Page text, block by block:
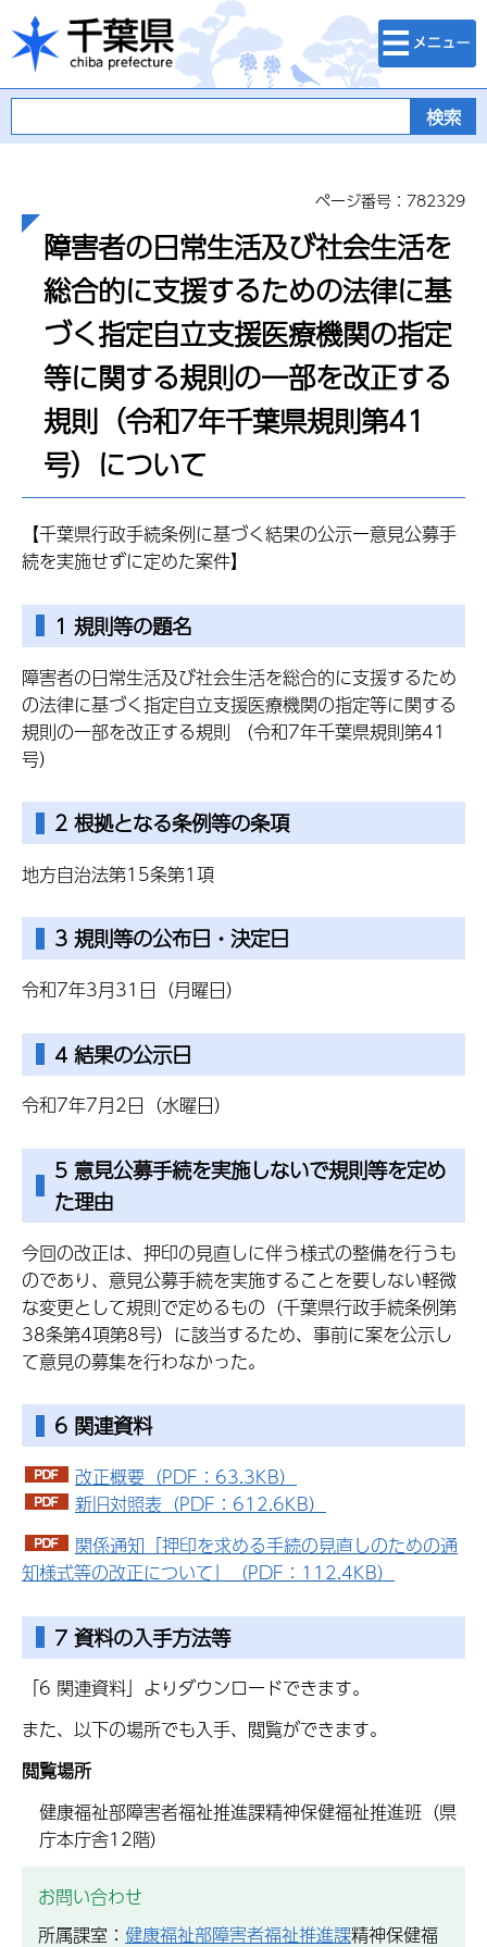
千葉県
検索・メニュ
ー
ページ番号：782329
障害者の日常生活及び社会生活を
総合的に支援するための法律に基
づく指定自立支援医療機関の指定
等に関する規則の一部を改正する
規則（令和7年千葉県規則第41
号）について
【千葉県行政手続条例に基づく結果の公示ー意見公募手
続を実施せずに定めた案件】
1 規則等の題名
障害者の日常生活及び社会生活を総合的に支援するため
の法律に基づく指定自立支援医療機関の指定等に関する
規則の一部を改正する規則 （令和7年千葉県規則第41
号）
2 根拠となる条例等の条項
地方自治法第15条第1項
3 規則等の公布日・決定日
令和7年3月31日（月曜日）
4 結果の公示日
令和7年7月2日（水曜日）
5 意見公募手続を実施しないで規則等を定め
た理由
今回の改正は、押印の見直しに伴う様式の整備を行うも
のであり、意見公募手続を実施することを要しない軽微
な変更として規則で定めるもの（千葉県行政手続条例第
38条第4項第8号）に該当するため、事前に案を公示し
て意見の募集を行わなかった。
6 関連資料
改正概要（PDF：63.3KB）
新旧対照表（PDF：612.6KB）
関係通知「押印を求める手続の見直しのための通
知様式等の改正について」（PDF：112.4KB）
7 資料の入手方法等
「6 関連資料」よりダウンロードできます。
また、以下の場所でも入手、閲覧ができます。
閲覧場所
健康福祉部障害者福祉推進課精神保健福祉推進班（県
庁本庁舎12階）
お問い合わせ
所属課室： 健康福祉部障害者福祉推進課精神保健福